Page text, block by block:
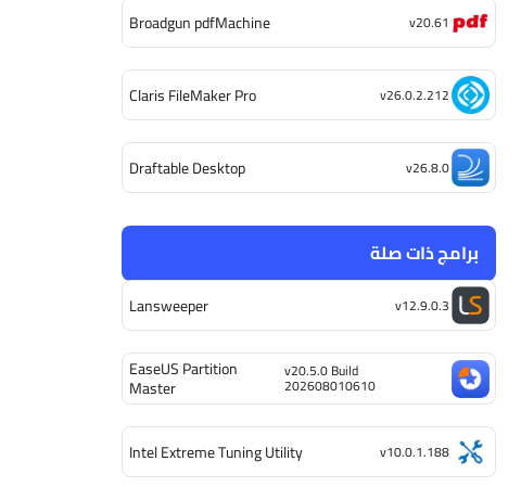
Broadgun pdfMachine v20.61
Claris FileMaker Pro v26.0.2.212
Draftable Desktop v26.8.0
برامج ذات صلة
Lansweeper v12.9.0.3
EaseUS Partition
Master
v20.5.0 Build
202608010610
Intel Extreme Tuning Utility v10.0.1.188